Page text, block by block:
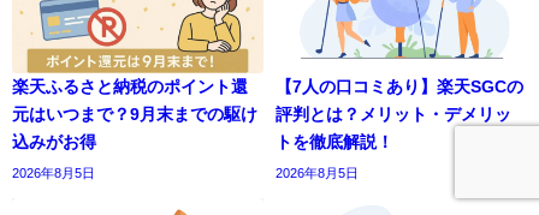
楽天ふるさと納税のポイント還
元はいつまで？9月末までの駆け
込みがお得
2026年8月5日
【7人の口コミあり】楽天SGCの
評判とは？メリット・デメリッ
トを徹底解説！
2026年8月5日